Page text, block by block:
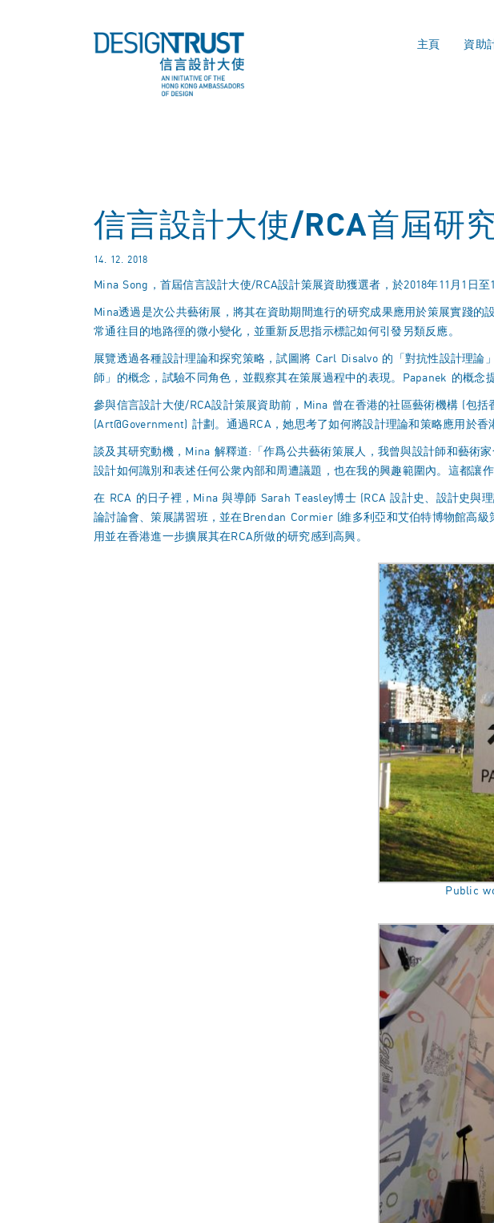
主頁 資助
信言設計大使/RCA首屆研
14. 12. 2018
Mina Song，首屆信言設計大使/RCA設計策展資助獲選者，於2018年11月1日
Mina透過是次公共藝術展，將其在資助期間進行的研究成果應用於策展實踐
常通往目的地路徑的微小變化，並重新反思指示標記如何引發另類反應。
展覽透過各種設計理論和探究策略，試圖將 Carl Disalvo 的「對抗性設計理
師」的概念，試驗不同角色，並觀察其在策展過程中的表現。Papanek 的概
參與信言設計大使/RCA設計策展資助前，Mina 曾在香港的社區藝術機構 (包
(Art@Government) 計劃。通過RCA，她思考了如何將設計理論和策略應用於香
談及其研究動機，Mina 解釋道:「作爲公共藝術策展人，我曾與設計師和藝術
設計如何識別和表述任何公衆內部和周遭議題，也在我的興趣範圍內。這都讓
在 RCA 的日子裡，Mina 與導師 Sarah Teasley博士 (RCA 設計史、設計史與
論討論會、策展講習班，並在Brendan Cormier (維多利亞和艾伯特博物館高
用並在香港進一步擴展其在RCA所做的研究感到高興。
Public